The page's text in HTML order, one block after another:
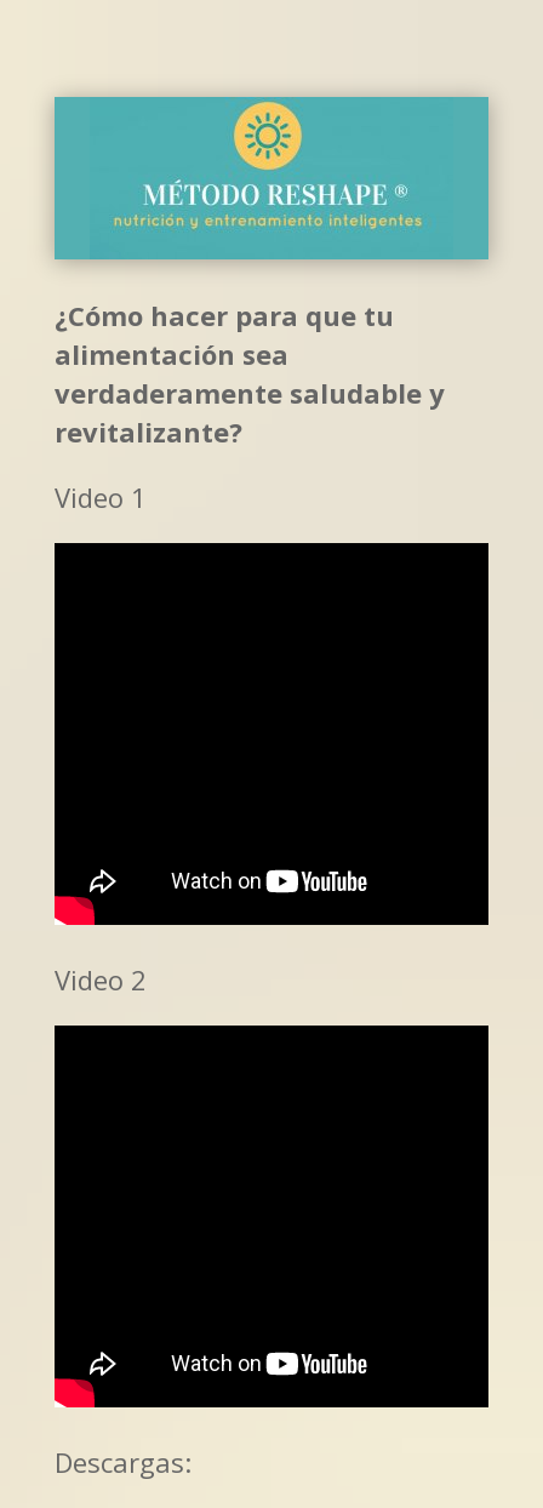
¿Cómo hacer para que tu
alimentación sea
verdaderamente saludable y
revitalizante?
Video 1
Video 2
Descargas: